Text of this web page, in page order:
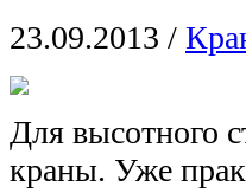
23.09.2013 /
Для высотного
краны. Уже